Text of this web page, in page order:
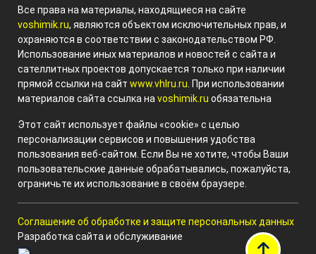
Все права на материалы, находящиеся на сайте
voshimik.ru, являются объектом исключительных прав, и
охраняются в соответствии с законодательством РФ.
Использование иных материалов и новостей с сайта и
сателлитных проектов допускается только при наличии
прямой ссылки на сайт www.vhlru.ru . При использовании
материалов сайта ссылка на voshimik.ru обязательна
Этот сайт использует файлы «cookie» с целью
персонализации сервисов и повышения удобства
пользования веб-сайтом. Если Вы не хотите, чтобы Ваши
пользовательские данные обрабатывались, пожалуйста,
ограничьте их использование в своём браузере.
Соглашение об обработке и защите персональных данных
Разработка сайта и обслуживание